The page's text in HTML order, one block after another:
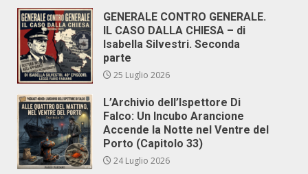
GENERALE CONTRO GENERALE.
IL CASO DALLA CHIESA – di
Isabella Silvestri. Seconda
parte
25 Luglio 2026
L’Archivio dell’Ispettore Di
Falco: Un Incubo Arancione
Accende la Notte nel Ventre del
Porto (Capitolo 33)
24 Luglio 2026